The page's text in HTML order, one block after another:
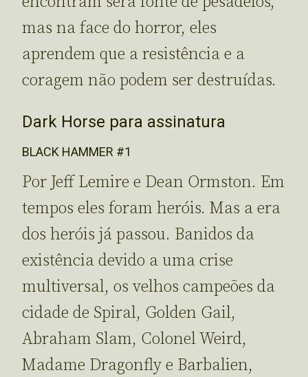
mas na face do horror, eles
aprendem que a resistência e a
coragem não podem ser destruídas.
Dark Horse para assinatura
BLACK HAMMER #1
Por Jeff Lemire e Dean Ormston. Em
tempos eles foram heróis. Mas a era
dos heróis já passou. Banidos da
existência devido a uma crise
multiversal, os velhos campeões da
cidade de Spiral, Golden Gail,
Abraham Slam, Colonel Weird,
Madame Dragonfly e Barbalien,